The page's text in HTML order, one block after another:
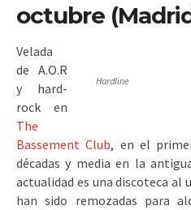
octubre
Hardline
Velada
de A.O.R
y hard-
rock en
The
Bassement Club, en el
décadas y media en la
actualidad es una discoteca al
han sido remozadas para